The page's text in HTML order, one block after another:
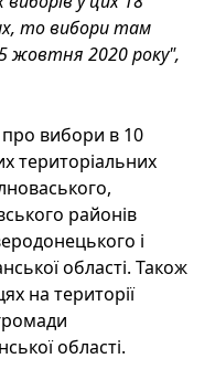
то вибори там
жовтня 2020 року",
вибори в 10
територіальних
районів
і
області. Також
на території
області.